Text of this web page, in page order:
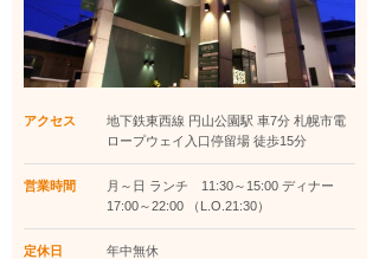
アクセス
地下鉄東西線 円山公園駅 車7分 札幌市電
ロープウェイ入口停留場 徒歩15分
営業時間
月～日 ランチ 11:30～15:00 ディナー
17:00～22:00 （L.O.21:30）
定休日 年中無休